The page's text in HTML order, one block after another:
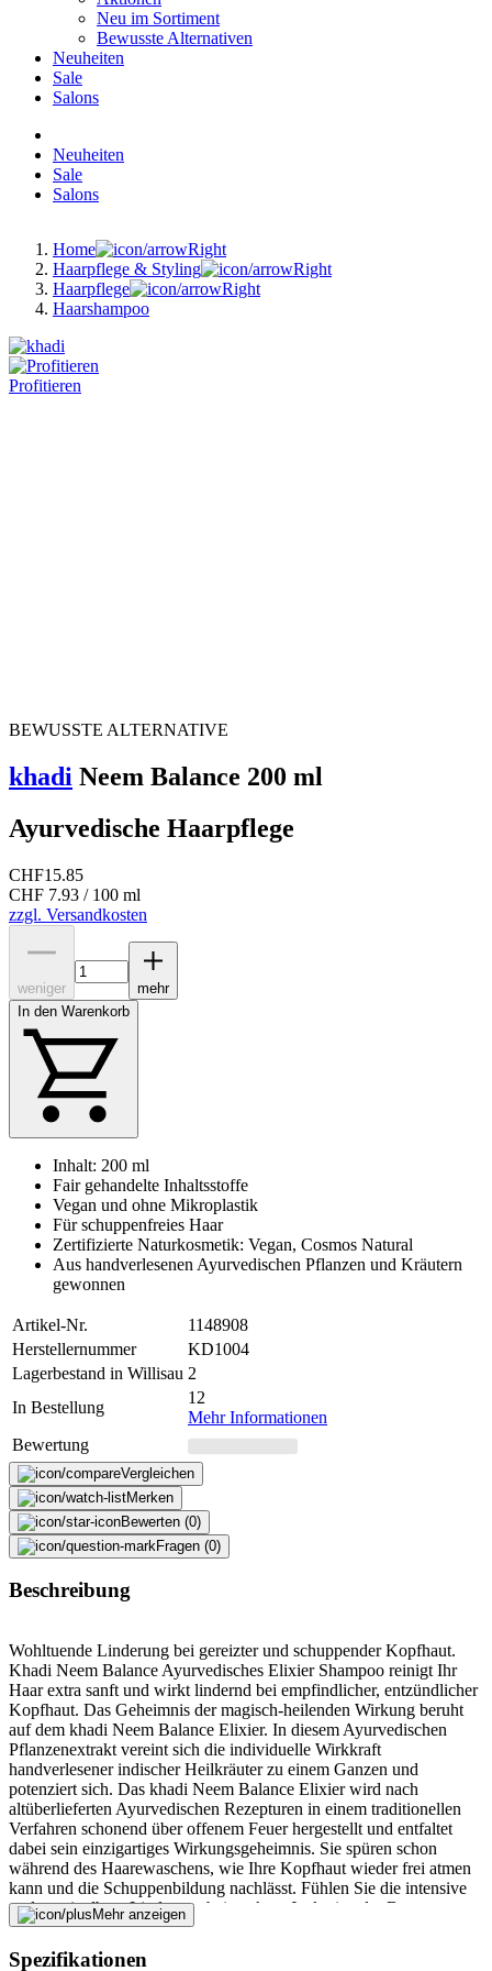
Neu im Sortiment
Bewusste Alternativen
Neuheiten
Sale
Salons
Neuheiten
Sale
Salons
Home
Haarpflege & Styling
Haarpflege
Haarshampoo
Profitieren
BEWUSSTE ALTERNATIVE
khadi Neem Balance 200 ml
Ayurvedische Haarpflege
CHF15.85
CHF 7.93 / 100 ml
zzgl. Versandkosten
weniger
mehr
In den Warenkorb
Inhalt: 200 ml
Fair gehandelte Inhaltsstoffe
Vegan und ohne Mikroplastik
Für schuppenfreies Haar
Zertifizierte Naturkosmetik: Vegan, Cosmos Natural
Aus handverlesenen Ayurvedischen Pflanzen und Kräutern
gewonnen
Artikel-Nr.
1148908
Herstellernummer
KD1004
Lagerbestand in Willisau 2
In Bestellung
12
Mehr Informationen
Bewertung
Vergleichen
Merken
Bewerten (0)
Fragen (0)
Beschreibung
Wohltuende Linderung bei gereizter und schuppender Kopfhaut.
Khadi Neem Balance Ayurvedisches Elixier Shampoo reinigt Ihr
Haar extra sanft und wirkt lindernd bei empfindlicher, entzündlicher
Kopfhaut. Das Geheimnis der magisch-heilenden Wirkung beruht
auf dem khadi Neem Balance Elixier. In diesem Ayurvedischen
Pflanzenextrakt vereint sich die individuelle Wirkkraft
handverlesener indischer Heilkräuter zu einem Ganzen und
potenziert sich. Das khadi Neem Balance Elixier wird nach
altüberlieferten Ayurvedischen Rezepturen in einem traditionellen
Verfahren schonend über offenem Feuer hergestellt und entfaltet
dabei sein einzigartiges Wirkungsgeheimnis. Sie spüren schon
während des Haarewaschens, wie Ihre Kopfhaut wieder frei atmen
kann und die Schuppenbildung nachlässt. Fühlen Sie die intensive
und unmittelbare Linderung bei starkem Juckreiz oder Brennen.
Gleichzeitig wird Ihre Kopfhaut von innen gestärkt und genährt, um
sich auf natürliche Weise selbst zu schützen. Schon bald werden Sie
Mehr anzeigen
Spezifikationen